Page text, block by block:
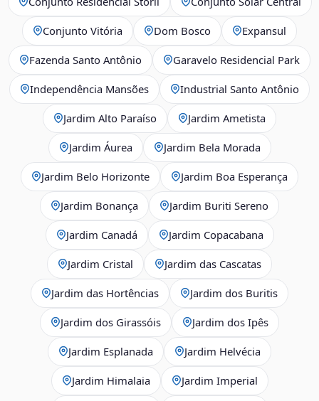
Conjunto Vitória Dom Bosco Expansul
Fazenda Santo Antônio Garavelo Residencial Park
Independência Mansões Industrial Santo Antônio
Jardim Alto Paraíso Jardim Ametista
Jardim Áurea Jardim Bela Morada
Jardim Belo Horizonte Jardim Boa Esperança
Jardim Bonança Jardim Buriti Sereno
Jardim Canadá Jardim Copacabana
Jardim Cristal Jardim das Cascatas
Jardim das Hortências Jardim dos Buritis
Jardim dos Girassóis Jardim dos Ipês
Jardim Esplanada Jardim Helvécia
Jardim Himalaia Jardim Imperial